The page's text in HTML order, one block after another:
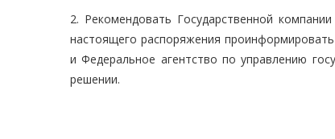
2. Рекомендовать Государственной
настоящего распоряжения
и Федеральное агентство по управлению
решении.